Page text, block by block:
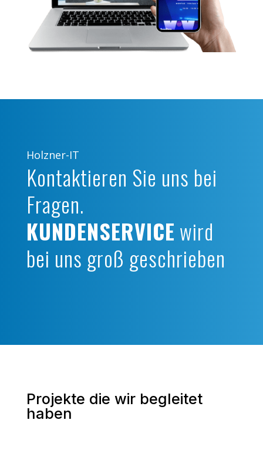
Holzner-IT
Kontaktieren Sie uns bei
Fragen.
KUNDENSERVICE wird
bei uns groß geschrieben
Projekte die wir begleitet
haben